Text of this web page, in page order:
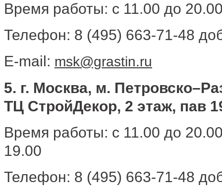
Время работы: с 11.00 до
Телефон: 8 (495) 663-71-48
E-mail: msk@grastin.ru
5. г. Москва, м.
ТЦ СтройДекор, 2 этаж, пав
Время работы: с 11.00 до
19.00
Телефон: 8 (495) 663-71-48